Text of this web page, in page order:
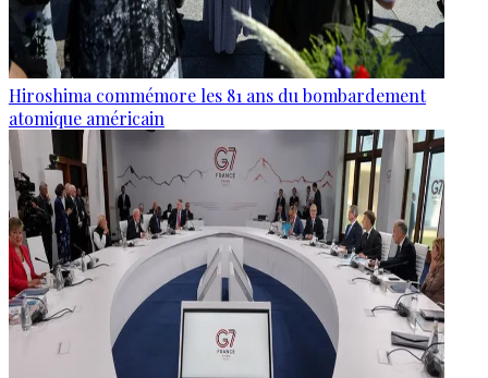
Hiroshima commémore les 81 ans du bombardement
atomique américain